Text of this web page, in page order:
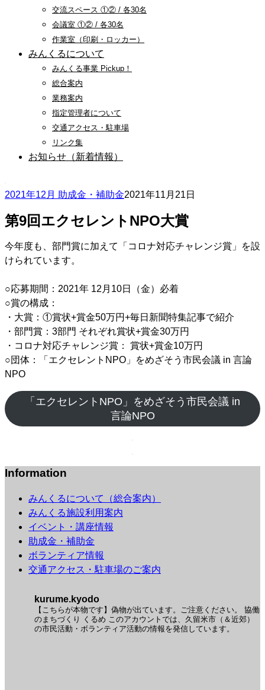
交流スペース ①② / 各30名
会議室 ①② / 各30名
作業室（印刷・ロッカー）
みんくるについて
みんくる事業 Pickup！
総合案内
業務案内
指定管理者について
交通アクセス・駐車場
リンク集
お知らせ（新着情報）
2021年12月 助成金・補助金2021年11月21日
第9回エクセレントNPO大賞
今年度も、部門賞に加えて「コロナ対応チャレンジ賞」を設
けられています。
○応募期間：2021年 12月10日（金）必着
○賞の構成：
・大賞：①賞状+賞金50万円+毎日新聞特集記事で紹介
・部門賞：3部門 それぞれ賞状+賞金30万円
・コロナ対応チャレンジ賞： 賞状+賞金10万円
○団体：「エクセレントNPO」をめざそう市民会議 in 言論
NPO
「エクセレントNPO」をめざそう市民会議 in
言論NPO
Information
みんくるについて（総合案内）
みんくる施設利用案内
イベント・講座情報
助成金・補助金
ボランティア情報
交通アクセス・駐車場のご案内
kurume.kyodo
【こちらが本物です】偽物が出ています。ご注意ください。
協働
のまちづくり くるめ このアカウントでは、久留米市（＆近郊）
の市民活動・ボランティア活動の情報を発信しています。